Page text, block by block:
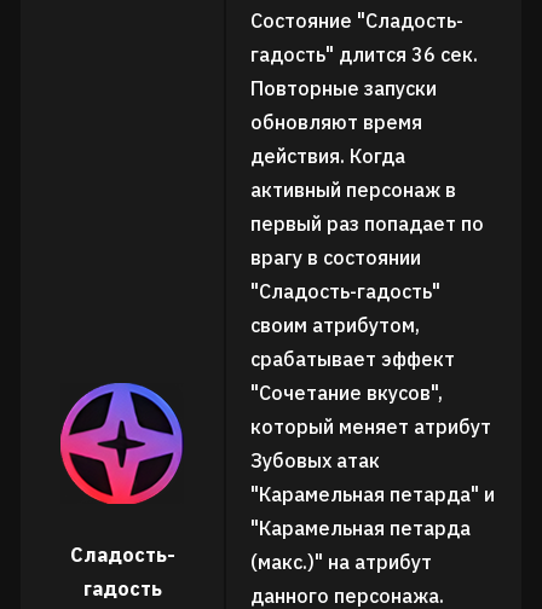
Сладость-
гадость
Состояние "Сладость-
гадость" длится 36 сек.
Повторные запуски
обновляют время
действия. Когда
активный персонаж в
первый раз попадает по
врагу в состоянии
"Сладость-гадость"
своим атрибутом,
срабатывает эффект
"Сочетание вкусов",
который меняет атрибут
Зубовых атак
"Карамельная петарда" и
"Карамельная петарда
(макс.)" на атрибут
данного персонажа.